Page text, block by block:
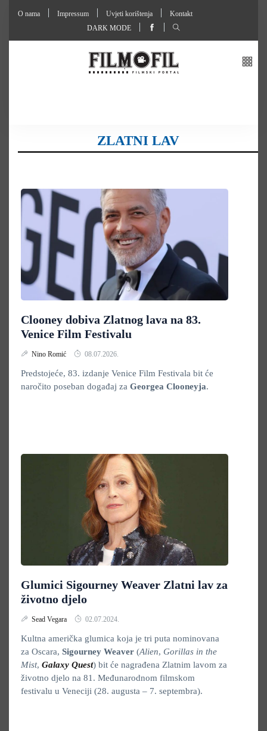
O nama Impressum Uvjeti korištenja
Kontakt
DARK MODE
ZLATNI LAV
Clooney dobiva Zlatnog lava na 83.
Venice Film Festivalu
Nino Romić 08.07.2026.
Predstojeće, 83. izdanje Venice Film Festivala bit će
naročito poseban događaj za Georgea Clooneyja.
Glumici Sigourney Weaver Zlatni lav za
životno djelo
Sead Vegara 02.07.2024.
Kultna američka glumica koja je tri puta nominovana
za Oscara, Sigourney Weaver (Alien, Gorillas in the
Mist, Galaxy Quest) bit će nagrađena Zlatnim lavom za
životno djelo na 81. Međunarodnom filmskom
festivalu u Veneciji (28. augusta – 7. septembra).